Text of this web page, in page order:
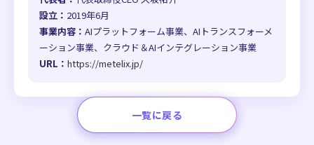
設立： 2019年6月
事業内容： AIプラットフォーム事業、AIトランスフォーメ
ーション事業、クラウド＆AIインテグレーション事業
URL： https://metelix.jp/
一覧に戻る